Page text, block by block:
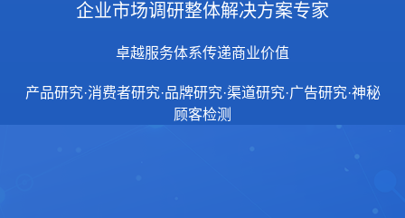
企业市场调研整体解决方案专家
卓越服务体系传递商业价值
产品研究·消费者研究·品牌研究·渠道研究·广告研究·神秘
顾客检测